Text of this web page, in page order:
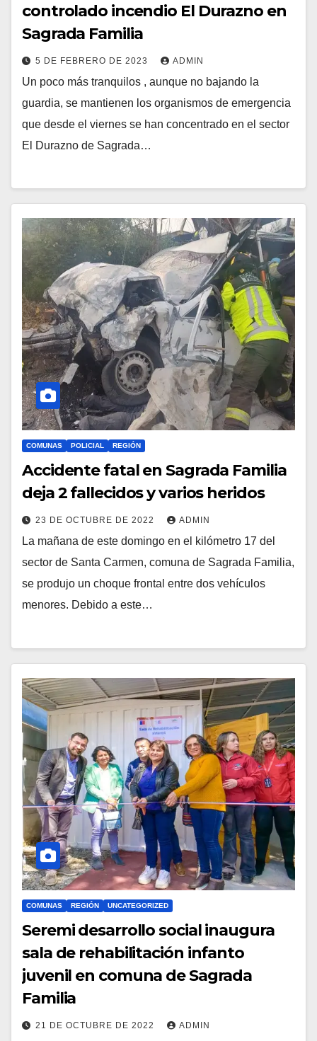
controlado incendio El Durazno en
Sagrada Familia
5 DE FEBRERO DE 2023 ADMIN
Un poco más tranquilos , aunque no bajando la
guardia, se mantienen los organismos de emergencia
que desde el viernes se han concentrado en el sector
El Durazno de Sagrada…
COMUNAS POLICIAL REGIÓN
Accidente fatal en Sagrada Familia
deja 2 fallecidos y varios heridos
23 DE OCTUBRE DE 2022 ADMIN
La mañana de este domingo en el kilómetro 17 del
sector de Santa Carmen, comuna de Sagrada Familia,
se produjo un choque frontal entre dos vehículos
menores. Debido a este…
COMUNAS REGIÓN UNCATEGORIZED
Seremi desarrollo social inaugura
sala de rehabilitación infanto
juvenil en comuna de Sagrada
Familia
21 DE OCTUBRE DE 2022 ADMIN